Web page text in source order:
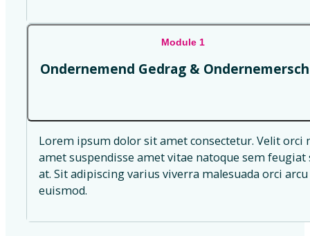
Module 1
Ondernemend Gedrag &
Lorem ipsum dolor sit amet consectetur. Velit
amet suspendisse amet vitae natoque sem
at. Sit adipiscing varius viverra malesuada orci
euismod.